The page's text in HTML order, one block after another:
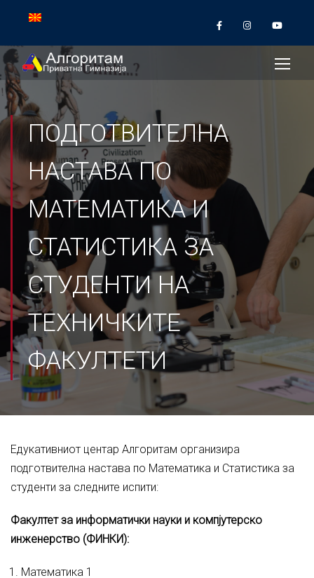
ПОДГОТВИТЕЛНА
НАСТАВА ПО
МАТЕМАТИКА И
СТАТИСТИКА ЗА
СТУДЕНТИ НА
ТЕХНИЧКИТЕ
ФАКУЛТЕТИ
Едукативниот центар Алгоритам организира
подготвителна настава по Математика и Статистика за
студенти за следните испити:
Факултет за информатички науки и компјутерско
инженерство (ФИНКИ):
Математика 1